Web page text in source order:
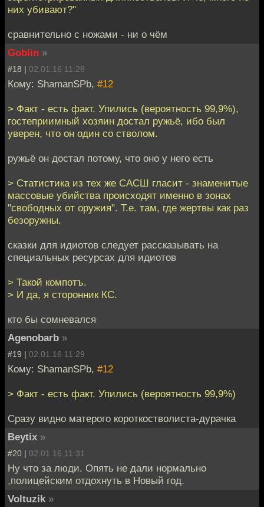
них убивают?"
сравнительно с ножами - ни о чём
Goblin »
#18 | 02.01.16 11:28
Кому: ShamanSPb, #12
> Факт - есть факт. Упились (вероятность 99,9%),
гостеприимный хозяин достал ружьё, ибо был
уверен, что он один со стволом.
ружьё он достал потому, что оно у него есть
> Статистика из тех же САСШ гласит - знаменитые
массовые убийства происходят именно в зонах
"свободных от оружия". Т.е. там, где жертвы как раз
безоружны.
сказки для идиотов следует рассказывать на
специальных ресурсах для идиотов
> Такой компотъ.
> И да, я сторонник КС.
кто бы сомневался
Agenobarb »
#19 | 02.01.16 11:29
Кому: ShamanSPb, #12
> Факт - есть факт. Упились (вероятность 99,9%)
Сразу видно матерого короткостволиста-дурачка
Beytix »
#20 | 02.01.16 11:31
Ну что за люди. Опять не дали нормально
,полицейским отдохнуть в Новый год.
Voltuzik »